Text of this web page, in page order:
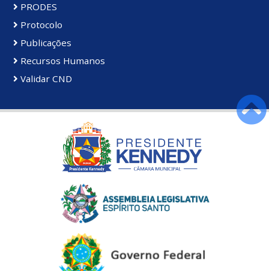
PRODES
Protocolo
Publicações
Recursos Humanos
Validar CND